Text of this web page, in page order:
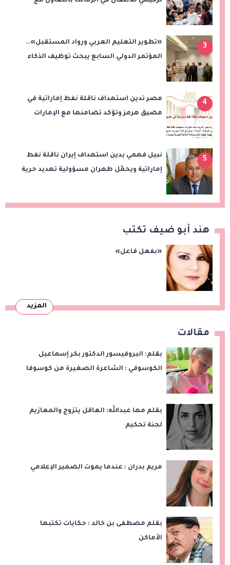
3
«تطوير التعليم العربي ورواد المستقبل»..
المؤتمر الدولي السابع يبحث توظيف الذكاء
4
مصر تدين استهداف ناقلة نفط إماراتية في
مضيق هرمز وتؤكد تضامنها مع الإمارات
5
نبيل فهمي يدين استهداف إيران ناقلة نفط
إماراتية ويحمّل طهران مسؤولية تهديد حرية
هند أبو ضيف تكتب
«بفعل فاعل»
المزيد
مقالات
بقلم: البروفيسور الدكتور بكر إسماعيل
الكوسوفي : الشاعرة الصغيرة من كوسوفا
بقلم مها عبدالله: العاقل يتزوج والمعازيم
لجنة تحكيم
مريم بدران : عندما يموت الضمير الإعلامي
بقلم مصطفى بن خالد : حكايات تكتبها
الأماكن